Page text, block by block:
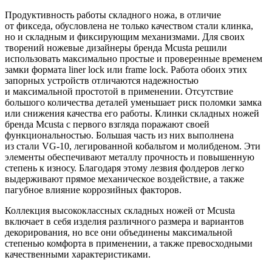
Продуктивность работы складного ножа, в отличие
от фикседа, обусловлена не только качеством стали клинка,
но и складным и фиксирующим механизмами. Для своих
творений ножевые дизайнеры бренда Mcusta решили
использовать максимально простые и проверенные временем
замки формата liner lock или frame lock. Работа обоих этих
запорных устройств отличаются надежностью
и максимальной простотой в применении. Отсутствие
большого количества деталей уменьшает риск поломки замка
или снижения качества его работы. Клинки складных ножей
бренда Mcusta с первого взгляда поражают своей
функциональностью. Большая часть из них выполнена
из стали VG-10, легированной кобальтом и молибденом. Эти
элементы обеспечивают металлу прочность и повышенную
степень к износу. Благодаря этому лезвия фолдеров легко
выдерживают прямое механическое воздействие, а также
пагубное влияние коррозийных факторов.
Коллекция высококлассных складных ножей от Mcusta
включает в себя изделия различного размера и вариантов
декорирования, но все они объединены максимальной
степенью комфорта в применении, а также превосходными
качественными характеристиками.